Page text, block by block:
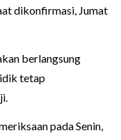
dikonfirmasi, Jumat
berlangsung
tetap
pada Senin,